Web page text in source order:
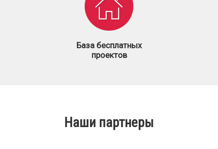
База бесплатных
проектов
Наши партнеры